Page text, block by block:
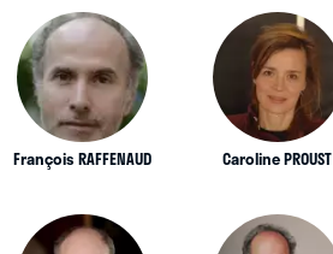
François RAFFENAUD Caroline PROUST